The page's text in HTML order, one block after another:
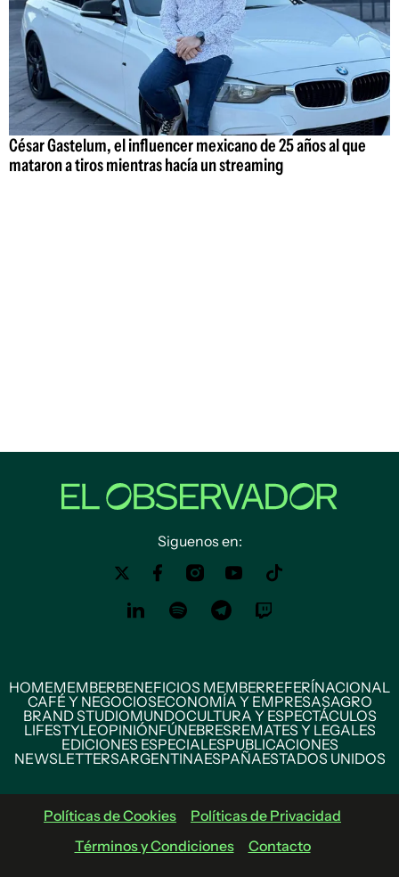
César Gastelum, el influencer mexicano de 25 años al que
mataron a tiros mientras hacía un streaming
Siguenos en:
HOMEMEMBERBENEFICIOS MEMBERREFERÍNACIONAL
CAFÉ Y NEGOCIOSECONOMÍA Y EMPRESASAGRO
BRAND STUDIOMUNDOCULTURA Y ESPECTÁCULOS
LIFESTYLEOPINIÓNFÚNEBRESREMATES Y LEGALES
EDICIONES ESPECIALESPUBLICACIONES
NEWSLETTERSARGENTINAESPAÑAESTADOS UNIDOS
Políticas de Cookies
Políticas de Privacidad
Términos y Condiciones
Contacto